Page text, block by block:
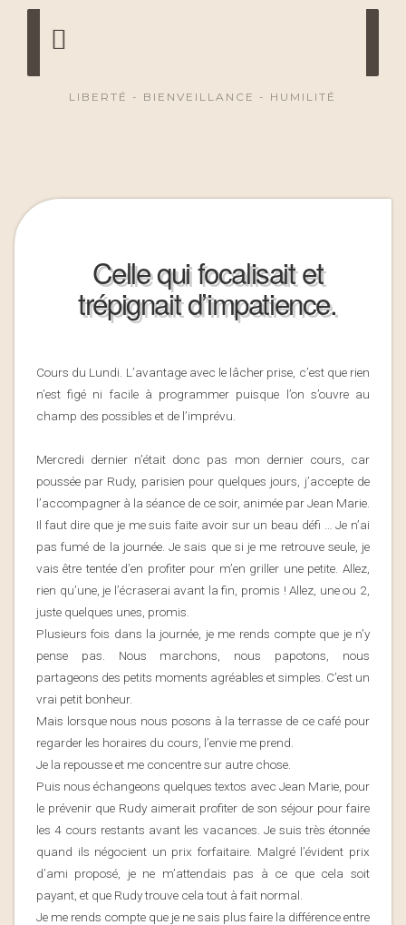
LIBERTÉ - BIENVEILLANCE - HUMILITÉ
Celle qui focalisait et
trépignait d’impatience.
Cours du Lundi. L’avantage avec le lâcher prise, c’est que rien
n’est figé ni facile à programmer puisque l’on s’ouvre au
champ des possibles et de l’imprévu.
Mercredi dernier n’était donc pas mon dernier cours, car
poussée par Rudy, parisien pour quelques jours, j’accepte de
l’accompagner à la séance de ce soir, animée par Jean Marie.
Il faut dire que je me suis faite avoir sur un beau défi … Je n’ai
pas fumé de la journée. Je sais que si je me retrouve seule, je
vais être tentée d’en profiter pour m’en griller une petite. Allez,
rien qu’une, je l’écraserai avant la fin, promis ! Allez, une ou 2,
juste quelques unes, promis.
Plusieurs fois dans la journée, je me rends compte que je n’y
pense pas. Nous marchons, nous papotons, nous
partageons des petits moments agréables et simples. C’est un
vrai petit bonheur.
Mais lorsque nous nous posons à la terrasse de ce café pour
regarder les horaires du cours, l’envie me prend.
Je la repousse et me concentre sur autre chose.
Puis nous échangeons quelques textos avec Jean Marie, pour
le prévenir que Rudy aimerait profiter de son séjour pour faire
les 4 cours restants avant les vacances. Je suis très étonnée
quand ils négocient un prix forfaitaire. Malgré l’évident prix
d’ami proposé, je ne m’attendais pas à ce que cela soit
payant, et que Rudy trouve cela tout à fait normal.
Je me rends compte que je ne sais plus faire la différence entre